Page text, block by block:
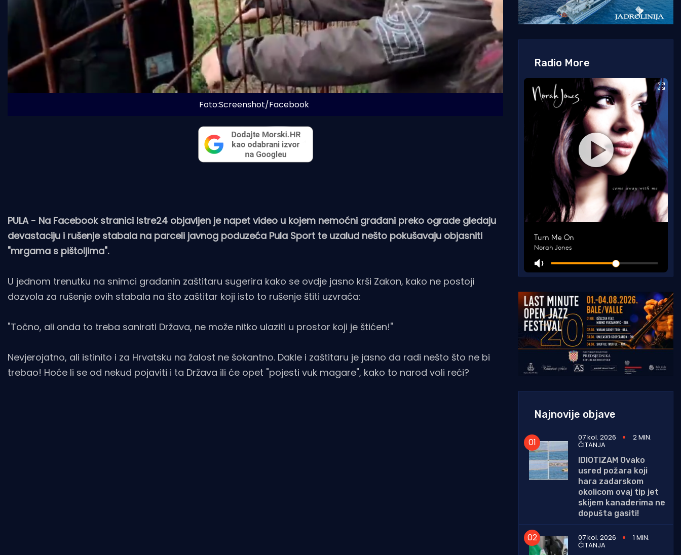
Foto:Screenshot/Facebook
PULA - Na Facebook stranici Istre24 objavljen je napet video u kojem nemoćni građani preko ograde gledaju
devastaciju i rušenje stabala na parceli javnog poduzeća Pula Sport te uzalud nešto pokušavaju objasniti
"mrgama s pištoljima".
U jednom trenutku na snimci građanin zaštitaru sugerira kako se ovdje jasno krši Zakon, kako ne postoji
dozvola za rušenje ovih stabala na što zaštitar koji isto to rušenje štiti uzvraća:
"Točno, ali onda to treba sanirati Država, ne može nitko ulaziti u prostor koji je štićen!"
Nevjerojatno, ali istinito i za Hrvatsku na žalost ne šokantno. Dakle i zaštitaru je jasno da radi nešto što ne bi
trebao! Hoće li se od nekud pojaviti i ta Država ili će opet "pojesti vuk magare", kako to narod voli reći?
Radio More
Najnovije objave
07 kol. 2026 2 MIN.
ČITANJA
IDIOTIZAM Ovako
usred požara koji
hara zadarskom
okolicom ovaj tip jet
skijem kanaderima ne
dopušta gasiti!
07 kol. 2026 1 MIN.
ČITANJA